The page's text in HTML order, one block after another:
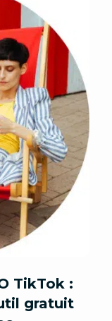
TikTok :
gratuit